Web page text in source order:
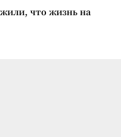
что жизнь на